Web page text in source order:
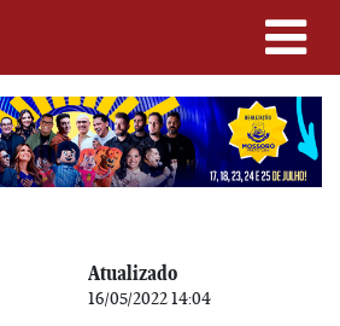
Atualizado
16/05/2022 14:04